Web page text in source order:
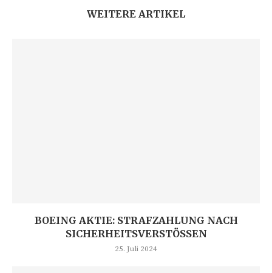
WEITERE ARTIKEL
BOEING AKTIE: STRAFZAHLUNG NACH
SICHERHEITSVERSTÖSSEN
25. Juli 2024